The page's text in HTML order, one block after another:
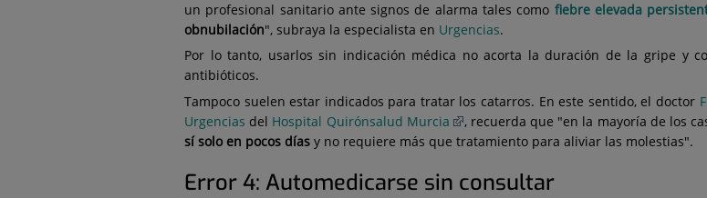
un profesional sanitario ante signos de alarma tales como fiebre elevada
obnubilación", subraya la especialista en Urgencias.
Por lo tanto, usarlos sin indicación médica no acorta la duración de la gripe y
antibióticos.
Tampoco suelen estar indicados para tratar los catarros. En este sentido, el doctor
Urgencias del Hospital Quirónsalud Murcia , recuerda que "en la mayoría de los
sí solo en pocos días y no requiere más que tratamiento para aliviar las molestias".
Error 4: Automedicarse sin consultar